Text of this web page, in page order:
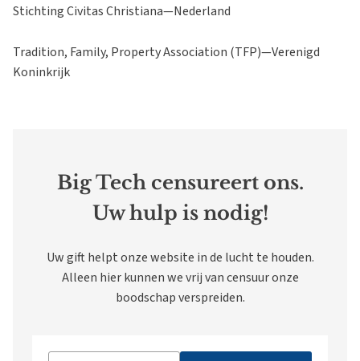
Stichting Civitas Christiana—Nederland
Tradition, Family, Property Association (TFP)—Verenigd
Koninkrijk
Big Tech censureert ons.
Uw hulp is nodig!
Uw gift helpt onze website in de lucht te houden.
Alleen hier kunnen we vrij van censuur onze
boodschap verspreiden.